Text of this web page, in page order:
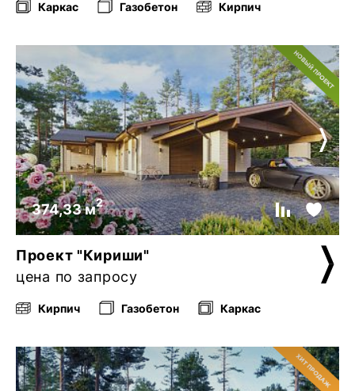
Каркас Газобетон Кирпич
374,33 м2
Проект "Кириши"
цена по запросу
Кирпич Газобетон Каркас